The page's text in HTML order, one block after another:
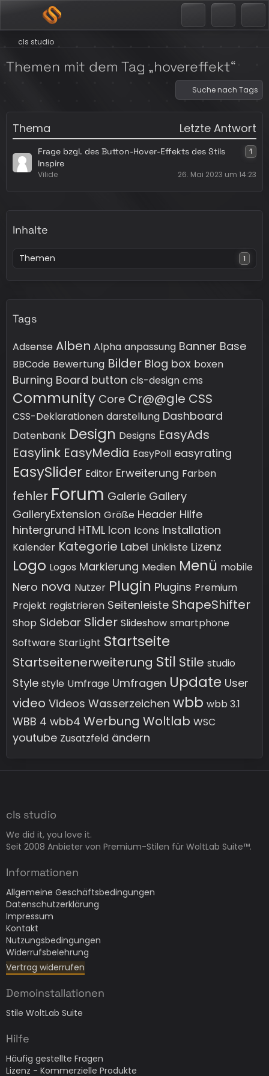
cls studio
Themen mit dem Tag „hovereffekt“
Suche nach Tags
Thema Letzte Antwort
Frage bzgl. des Button-Hover-Effekts des Stils
Inspire
1
Vilide 26. Mai 2023 um 14:23
Inhalte
Themen 1
Tags
Adsense Alben Alpha anpassung Banner Base
BBCode Bewertung Bilder Blog box boxen
Burning Board button cls-design cms
Community Core Cr@@gle CSS
CSS-Deklarationen darstellung Dashboard
Datenbank Design Designs EasyAds
Easylink EasyMedia EasyPoll easyrating
EasySlider Editor Erweiterung Farben
fehler Forum Galerie Gallery
GalleryExtension Größe Header Hilfe
hintergrund HTML Icon Icons Installation
Kalender Kategorie Label Linkliste Lizenz
Logo Logos Markierung Medien Menü mobile
Nero nova Nutzer Plugin Plugins Premium
Projekt registrieren Seitenleiste ShapeShifter
Shop Sidebar Slider Slideshow smartphone
Software StarLight Startseite
Startseitenerweiterung Stil Stile studio
Style style Umfrage Umfragen Update User
video Videos Wasserzeichen wbb wbb 3.1
WBB 4 wbb4 Werbung Woltlab WSC
youtube Zusatzfeld ändern
cls studio
We did it, you love it.
Seit 2008 Anbieter von Premium-Stilen für WoltLab Suite™.
Informationen
Allgemeine Geschäftsbedingungen
Datenschutzerklärung
Impressum
Kontakt
Nutzungsbedingungen
Widerrufsbelehrung
Vertrag widerrufen
Demoinstallationen
Stile WoltLab Suite
Hilfe
Häufig gestellte Fragen
Lizenz - Kommerzielle Produkte